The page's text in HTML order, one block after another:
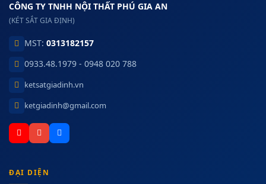
CÔNG TY TNHH NỘI THẤT PHÚ GIA AN
(KÉT SẮT GIA ĐỊNH)
MST: 0313182157
0933.48.1979 - 0948 020 788
ketsatgiadinh.vn
ketgiadinh@gmail.com
ĐẠI DIỆN